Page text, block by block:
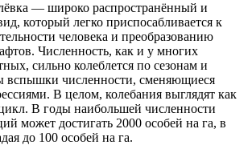
— широко распространённый и
который легко приспосабливается к
человека и преобразованию
Численность, как и у многих
сильно колеблется по сезонам и
вспышки численности, сменяющиеся
В целом, колебания выглядят как
В годы наибольшей численности
может достигать 2000 особей на га, в
до 100 особей на га.